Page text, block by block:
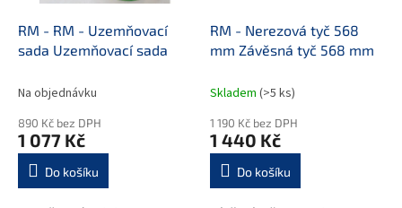
RM - RM - Uzemňovací
sada Uzemňovací sada
Na objednávku
890 Kč bez DPH
1 077 Kč
Do košíku
RM - Nerezová tyč 568
mm Závěsná tyč 568 mm
Skladem (>5 ks)
1 190 Kč bez DPH
1 440 Kč
Do košíku